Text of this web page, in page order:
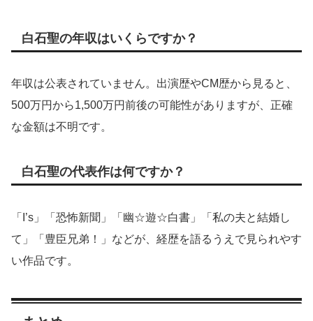
白石聖の年収はいくらですか？
年収は公表されていません。出演歴やCM歴から見ると、
500万円から1,500万円前後の可能性がありますが、正確
な金額は不明です。
白石聖の代表作は何ですか？
「I’s」「恐怖新聞」「幽☆遊☆白書」「私の夫と結婚し
て」「豊臣兄弟！」などが、経歴を語るうえで見られやす
い作品です。